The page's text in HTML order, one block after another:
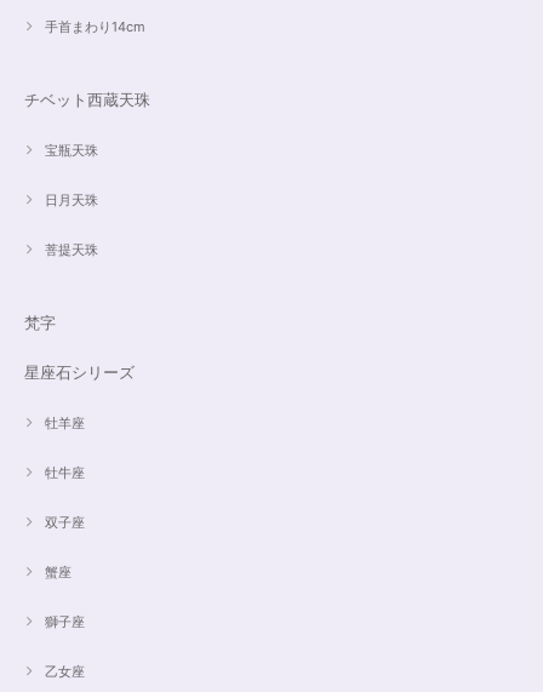
手首まわり14cm
チベット西蔵天珠
宝瓶天珠
日月天珠
菩提天珠
梵字
星座石シリーズ
牡羊座
牡牛座
双子座
蟹座
獅子座
乙女座